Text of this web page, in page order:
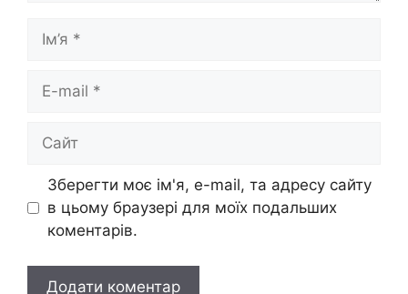
Ім’я
Сайт
Зберегти моє ім'я, e-mail, та адресу сайту
в цьому браузері для моїх подальших
коментарів.